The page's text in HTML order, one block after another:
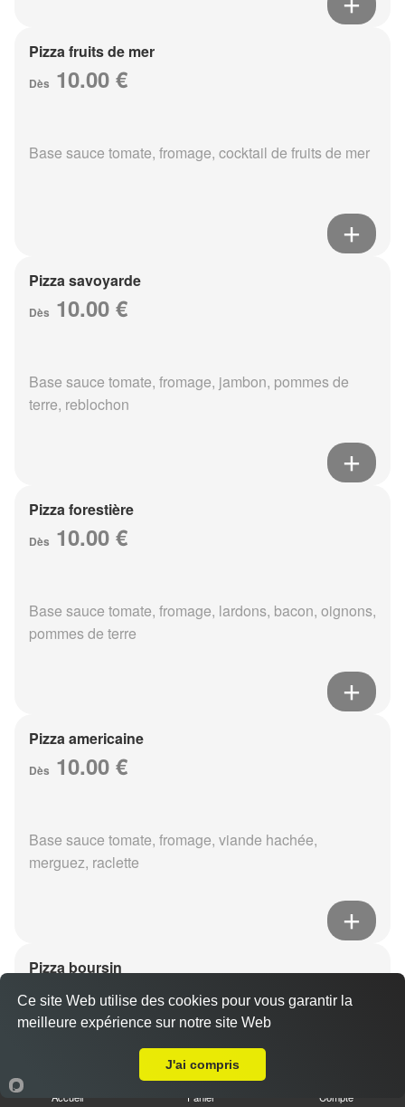
Pizza fruits de mer
Dès 10.00 €
Base sauce tomate, fromage, cocktail de fruits de mer
Pizza savoyarde
Dès 10.00 €
Base sauce tomate, fromage, jambon, pommes de
terre, reblochon
Pizza forestière
Dès 10.00 €
Base sauce tomate, fromage, lardons, bacon, oignons,
pommes de terre
Pizza americaine
Dès 10.00 €
Base sauce tomate, fromage, viande hachée,
merguez, raclette
Pizza boursin
Dès10.00 €
Base sauce tomate, fromage, viande hachée, boursin,
Accueil Panier Compte
Ce site Web utilise des cookies pour vous garantir la
meilleure expérience sur notre site Web
J'ai compris